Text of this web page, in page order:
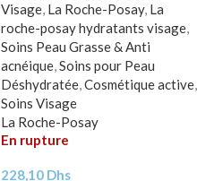
Visage, La Roche-Posay, La
roche-posay hydratants visage,
Soins Peau Grasse & Anti
acnéique,Soins pour Peau
Déshydratée,Cosmétique active,
Soins Visage
La Roche-Posay
En rupture
228,10 Dhs